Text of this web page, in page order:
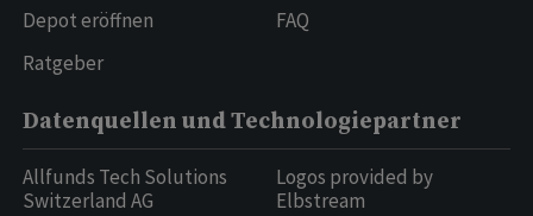
Depot eröffnen
Ratgeber
FAQ
Datenquellen und Technologiepartner
Allfunds Tech Solutions
Switzerland AG
Logos provided by
Elbstream